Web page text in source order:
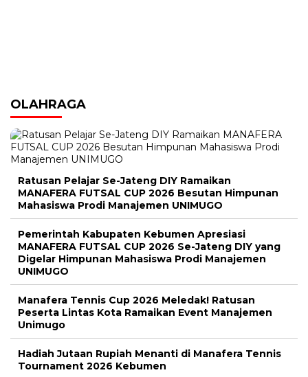
OLAHRAGA
Ratusan Pelajar Se-Jateng DIY Ramaikan
MANAFERA FUTSAL CUP 2026 Besutan Himpunan
Mahasiswa Prodi Manajemen UNIMUGO
Pemerintah Kabupaten Kebumen Apresiasi
MANAFERA FUTSAL CUP 2026 Se-Jateng DIY yang
Digelar Himpunan Mahasiswa Prodi Manajemen
UNIMUGO
Manafera Tennis Cup 2026 Meledak! Ratusan
Peserta Lintas Kota Ramaikan Event Manajemen
Unimugo
Hadiah Jutaan Rupiah Menanti di Manafera Tennis
Tournament 2026 Kebumen